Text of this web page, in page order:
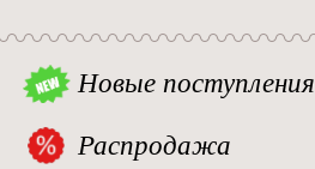
Новые поступления
Распродажа